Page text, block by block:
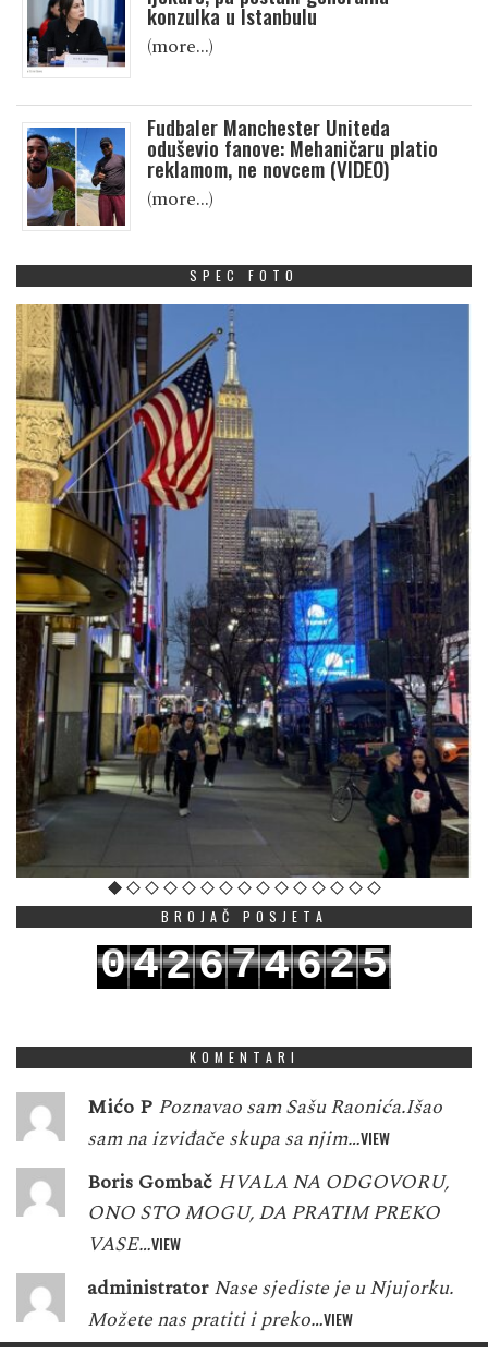
konzulka u Istanbulu
(more…)
Fudbaler Manchester Uniteda
oduševio fanove: Mehaničaru platio
reklamom, ne novcem (VIDEO)
(more…)
SPEC FOTO
BROJAČ POSJETA
042674625
KOMENTARI
Mićo P Poznavao sam Sašu Raonića.Išao
sam na izviđače skupa sa njim…VIEW
Boris Gombač HVALA NA ODGOVORU,
ONO STO MOGU, DA PRATIM PREKO
VASE…VIEW
administrator Nase sjediste je u Njujorku.
Možete nas pratiti i preko…VIEW